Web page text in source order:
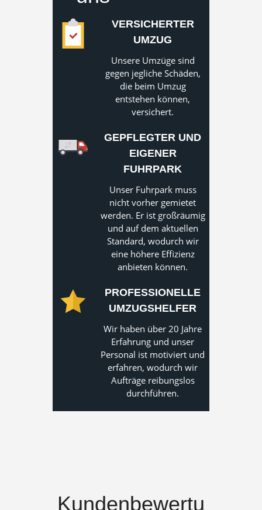
VERSICHERTER
UMZUG
Unsere Umzüge sind
gegen jegliche Schäden,
die beim Umzug
entstehen können,
versichert.
GEPFLEGTER UND
EIGENER
FUHRPARK
Unser Fuhrpark muss
nicht vorher gemietet
werden. Er ist großräumig
und auf dem aktuellen
Standard, wodurch wir
eine höhere Effizienz
anbieten können.
PROFESSIONELLE
UMZUGSHELFER
Wir haben über 20 Jahre
Erfahrung und unser
Personal ist motiviert und
erfahren, wodurch wir
Aufträge reibungslos
durchführen.
Kundenbewertu